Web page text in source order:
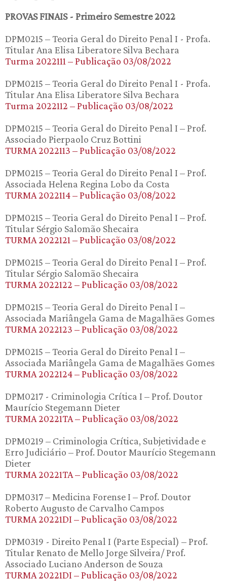
PROVAS FINAIS - Primeiro Semestre 2022
DPM0215 – Teoria Geral do Direito Penal I - Profa.
Titular Ana Elisa Liberatore Silva Bechara
Turma 2022111 – Publicação 03/08/2022
DPM0215 – Teoria Geral do Direito Penal I - Profa.
Titular Ana Elisa Liberatore Silva Bechara
Turma 2022112 – Publicação 03/08/2022
DPM0215 – Teoria Geral do Direito Penal I – Prof.
Associado Pierpaolo Cruz Bottini
TURMA 2022113 – Publicação 03/08/2022
DPM0215 – Teoria Geral do Direito Penal I – Prof.
Associada Helena Regina Lobo da Costa
TURMA 2022114 – Publicação 03/08/2022
DPM0215 – Teoria Geral do Direito Penal I – Prof.
Titular Sérgio Salomão Shecaira
TURMA 2022121 – Publicação 03/08/2022
DPM0215 – Teoria Geral do Direito Penal I – Prof.
Titular Sérgio Salomão Shecaira
TURMA 2022122 – Publicação 03/08/2022
DPM0215 – Teoria Geral do Direito Penal I –
Associada Mariângela Gama de Magalhães Gomes
TURMA 2022123 – Publicação 03/08/2022
DPM0215 – Teoria Geral do Direito Penal I –
Associada Mariângela Gama de Magalhães Gomes
TURMA 2022124 – Publicação 03/08/2022
DPM0217 - Criminologia Crítica I – Prof. Doutor
Maurício Stegemann Dieter
TURMA 20221TA – Publicação 03/08/2022
DPM0219 – Criminologia Crítica, Subjetividade e
Erro Judiciário – Prof. Doutor Maurício Stegemann
Dieter
TURMA 20221TA – Publicação 03/08/2022
DPM0317 – Medicina Forense I – Prof. Doutor
Roberto Augusto de Carvalho Campos
TURMA 20221DI – Publicação 03/08/2022
DPM0319 - Direito Penal I (Parte Especial) – Prof.
Titular Renato de Mello Jorge Silveira/ Prof.
Associado Luciano Anderson de Souza
TURMA 20221DI – Publicação 03/08/2022